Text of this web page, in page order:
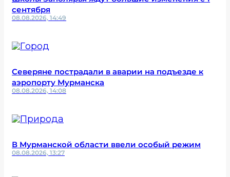
сентября
08.08.2026, 14:49
Северяне пострадали в аварии на подъезде к
аэропорту Мурманска
08.08.2026, 14:08
В Мурманской области ввели особый режим
08.08.2026, 13:27